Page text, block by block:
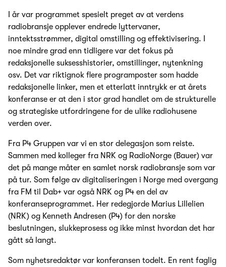
I år var programmet spesielt preget av at verdens
radiobransje opplever endrede lyttervaner,
inntektsstrømmer, digital omstilling og effektivisering. I
noe mindre grad enn tidligere var det fokus på
redaksjonelle suksesshistorier, omstillinger, nytenkning
osv. Det var riktignok flere programposter som hadde
redaksjonelle linker, men et etterlatt inntrykk er at årets
konferanse er at den i stor grad handlet om de strukturelle
og strategiske utfordringene for de ulike radiohusene
verden over.
Fra P4 Gruppen var vi en stor delegasjon som reiste.
Sammen med kolleger fra NRK og RadioNorge (Bauer) var
det på mange måter en samlet norsk radiobransje som var
på tur. Som følge av digitaliseringen i Norge med overgang
fra FM til Dab+ var også NRK og P4 en del av
konferanseprogrammet. Her redegjorde Marius Lillelien
(NRK) og Kenneth Andresen (P4) for den norske
beslutningen, slukkeprosess og ikke minst hvordan det har
gått så langt.
Som nyhetsredaktør var konferansen todelt. En rent faglig